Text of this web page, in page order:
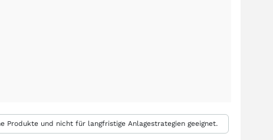
und nicht für langfristige Anlagestrategien geeignet.